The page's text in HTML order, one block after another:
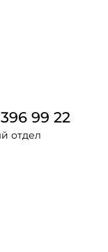
99 22
отдел